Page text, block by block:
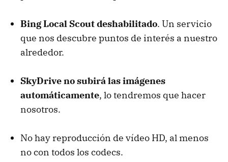
Bing Local Scout deshabilitado. Un servicio
que nos descubre puntos de interés a nuestro
alrededor.
SkyDrive no subirá las imágenes
automáticamente, lo tendremos que hacer
nosotros.
No hay reproducción de vídeo HD, al menos
no con todos los codecs.